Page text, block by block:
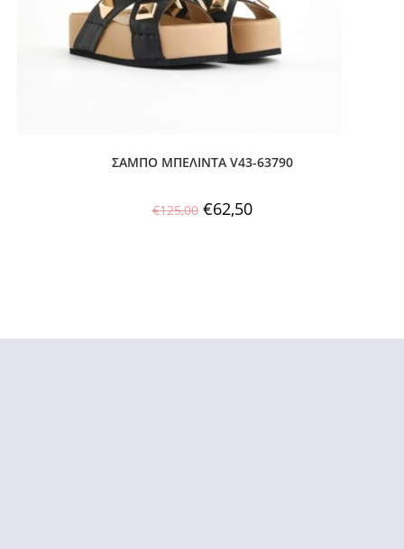
ΣΑΜΠΟ ΜΠΕΛΙΝΤΑ V43-63790
€125,00 €62,50